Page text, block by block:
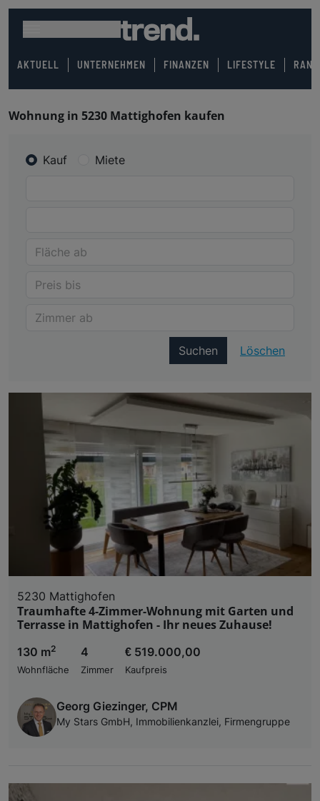
AKTUELL UNTERNEHMEN FINANZEN LIFESTYLE
Wohnung in 5230 Mattighofen kaufen
Kauf Miete
Suchen Löschen
5230 Mattighofen
Traumhafte 4-Zimmer-Wohnung mit Garten und
Terrasse in Mattighofen - Ihr neues Zuhause!
130 m2
Wohnfläche
4
Zimmer
€ 519.000,00
Kaufpreis
Georg Giezinger, CPM
My Stars GmbH, Immobilienkanzlei, Firmengruppe